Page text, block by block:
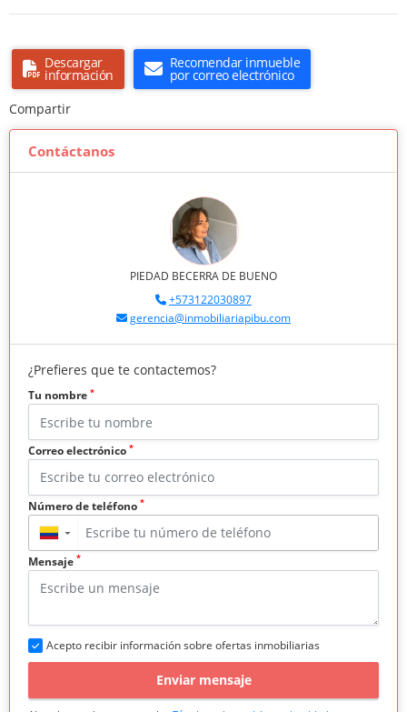
Descargar
información
Recomendar inmueble
por correo electrónico
Compartir
Contáctanos
PIEDAD BECERRA DE BUENO
+573122030897
gerencia@inmobiliariapibu.com
¿Prefieres que te contactemos?
Tu nombre *
Correo electrónico *
Número de teléfono *
▼
Mensaje *
Acepto recibir información sobre ofertas inmobiliarias
Enviar mensaje